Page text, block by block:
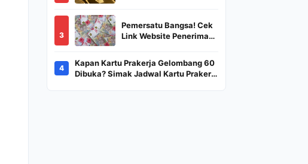
Bagaimana
Prosedurnya?
3
Pemersatu Bangsa! Cek
Link Website Penerima
Dana Rp600 Ribu Rupiah
4
Kapan Kartu Prakerja Gelombang 60
Dibuka? Simak Jadwal Kartu Prakerja